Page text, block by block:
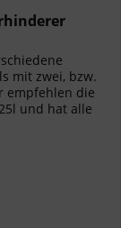
mit zwei, bzw.
empfehlen die
und hat alle